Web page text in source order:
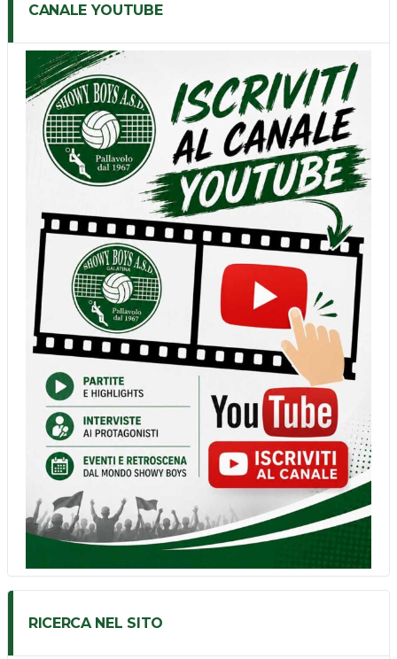
CANALE YOUTUBE
RICERCA NEL SITO